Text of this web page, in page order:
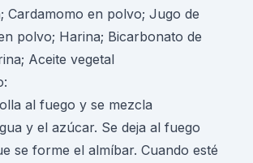
Cardamomo en polvo; Jugo de
polvo; Harina; Bicarbonato de
Aceite vegetal
al fuego y se mezcla
y el azúcar. Se deja al fuego
se forme el almíbar. Cuando esté